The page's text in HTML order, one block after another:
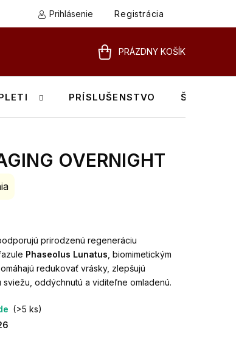
Prihlásenie Registrácia
KOŠÍK
PRÁZDNY KOŠÍK
PRÍSLUŠENSTVO ŠKOLENIA
OVERNIGHT
prirodzenú regeneráciu
Phaseolus Lunatus , biomimetickým
redukovať vrásky, zlepšujú
oddýchnutú a viditeľne omladenú.
(>5 ks)